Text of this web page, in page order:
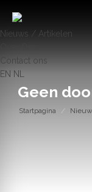
Nieuws / Artikelen
Contact ons
EN NL
Geen
Startpagina